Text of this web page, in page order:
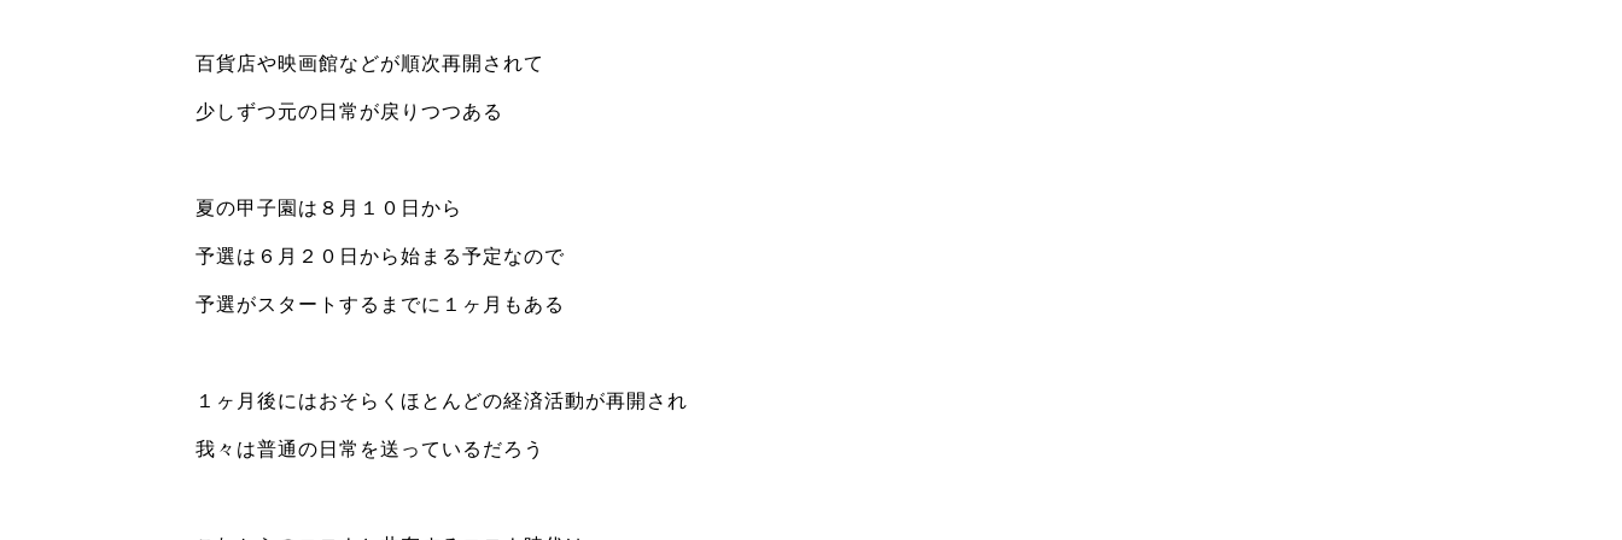
百貨店や映画館などが順次再開されて
少しずつ元の日常が戻りつつある
夏の甲子園は８月１０日から
予選は６月２０日から始まる予定なので
予選がスタートするまでに１ヶ月もある
１ヶ月後にはおそらくほとんどの経済活動が再開され
我々は普通の日常を送っているだろう